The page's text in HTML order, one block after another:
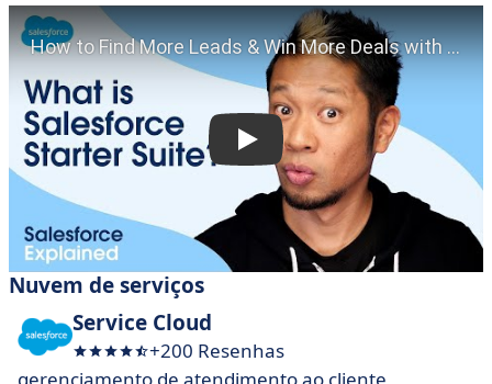
Nuvem de serviços
Service Cloud
+200 Resenhas